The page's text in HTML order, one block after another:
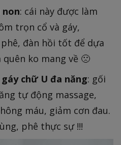
non: cái này được làm
trọn cổ và gáy,
đàn hồi tốt để dựa
ko mang về 🙁
chữ U đa năng: gối
tự động massage,
máu, giảm cơn đau.
phê thực sự !!!